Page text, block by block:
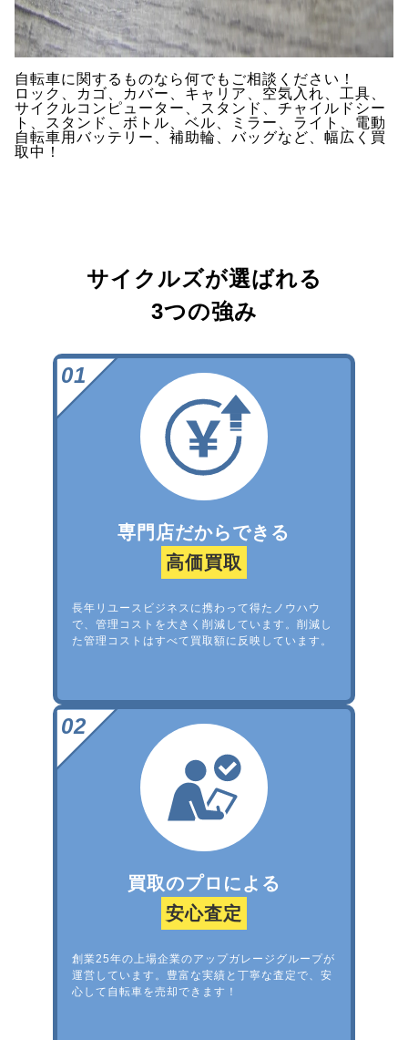
自転車に関するものなら何でもご相談ください！
ロック、カゴ、カバー、キャリア、空気入れ、工具、
サイクルコンピューター、スタンド、チャイルドシー
ト、スタンド、ボトル、ベル、ミラー、ライト、電動
自転車用バッテリー、補助輪、バッグなど、幅広く買
取中！
サイクルズが選ばれる
3つの強み
専門店だからできる
高価買取
長年リユースビジネスに携わって得たノウハウ
で、管理コストを大きく削減しています。削減し
た管理コストはすべて買取額に反映しています。
買取のプロによる
安心査定
創業25年の上場企業のアップガレージグループが
運営しています。豊富な実績と丁寧な査定で、安
心して自転車を売却できます！